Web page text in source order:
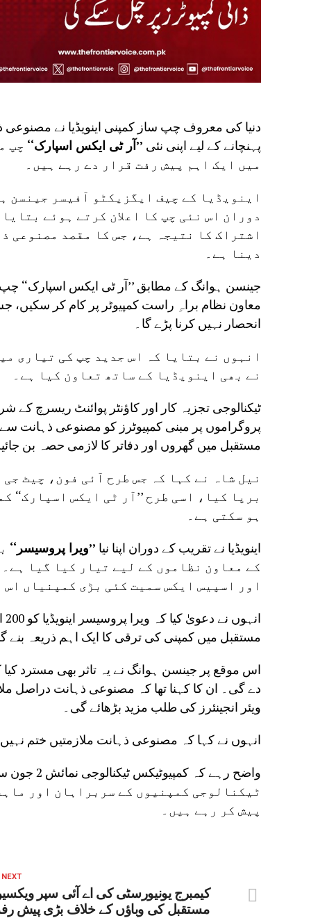
دنیا کی معروف چپ ساز کمپنی اینویڈیا نے
پہنچانے کے لیے اپنی نئی ’’آر ٹی ایکس اسپارک‘‘ چپ
میں ایک اہم پیش رفت قرار دے رہے ہیں۔
اینویڈیا کے چیف ایگزیکٹو آفیسر جینسن
دوران اس نئی چپ کا اعلان کرتے ہوئے
اشتراک کا نتیجہ ہے، جس کا مقصد مصنوعی
دینا ہے۔
جینسن ہوانگ کے مطابق ’’آر ٹی ایکس اسپارک‘‘
معاون نظام براہِ راست کمپیوٹر پر کام کر
انحصار نہیں کرنا پڑے گا۔
انہوں نے بتایا کہ اس جدید چپ کی تیاری
نے بھی اینویڈیا کے ساتھ تعاون کیا ہے۔
ٹیکنالوجی تجزیہ کار اور کاؤنٹر پوائنٹ ریسرچ کے
پروگراموں پر مبنی کمپیوٹرز کو مصنوعی ذہانت
مستقبل میں گھروں اور دفاتر کا لازمی حصہ بن
نیل شاہ نے کہا کہ جس طرح آئی فون، چیٹ
برپا کیا، اسی طرح ’’آر ٹی ایکس
ہو سکتی ہے۔
اینویڈیا نے تقریب کے دوران اپنا نیا ’’ویرا پروسیسر‘‘
کے معاون نظاموں کے لیے تیار کیا گیا
اور اسپیس ایکس سمیت کئی بڑی کمپنیاں
مستقبل میں کمپنی کی ترقی کا ایک اہم ذریعہ بنے
اس موقع پر جینسن ہوانگ نے یہ تاثر بھی مسترد
دے گی۔ ان کا کہنا تھا کہ مصنوعی ذہانت دراصل
ویئر انجینئرز کی طلب مزید بڑھائے گی۔
انہوں نے کہا کہ مصنوعی ذہانت ملازمتیں ختم
ٹیکنالوجی کمپنیوں کے سربراہان اور
پیش کر رہے ہیں۔
NEXT
کیمبرج یونیورسٹی کی اے آئی سپر
مستقبل کی وباؤں کے خلاف بڑی پیش